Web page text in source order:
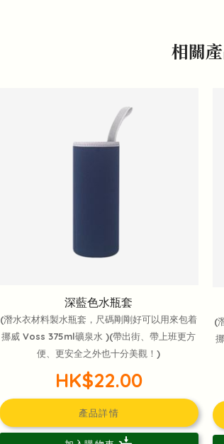
相關
深藍色水瓶套
(潛水衣材料製水瓶套，尺碼剛剛好可以用來包着
挪威 Voss 375ml礦泉水 )(帶出街、帶上班更方
便、更安全之外也十分美觀！)
HK$22.00
產品詳情
(